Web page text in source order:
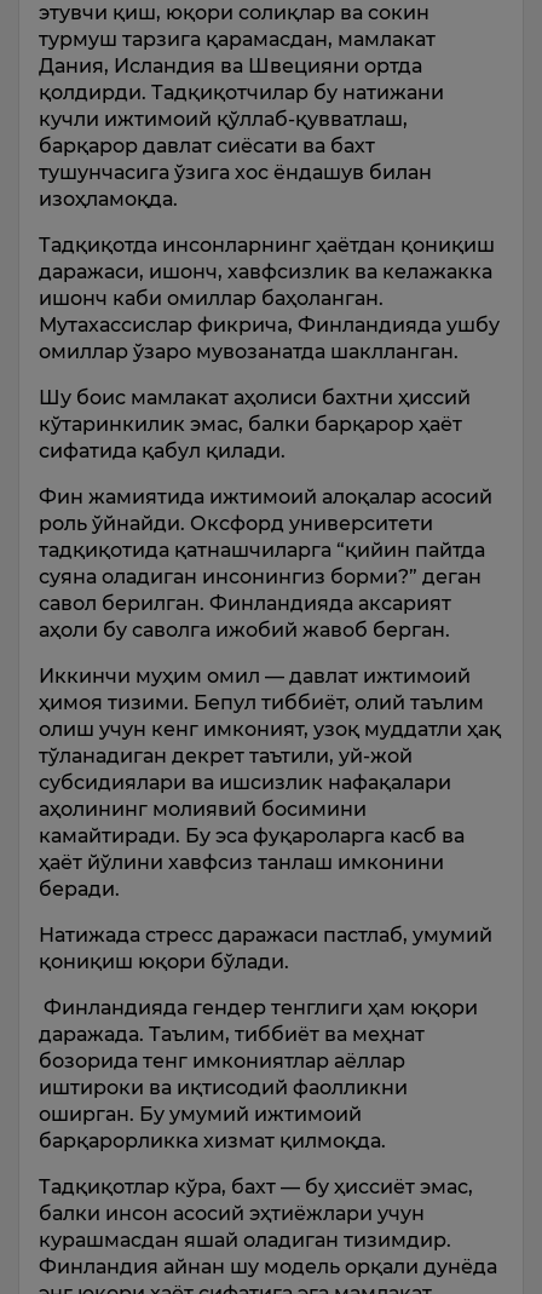
этувчи қиш, юқори солиқлар ва сокин
турмуш тарзига қарамасдан, мамлакат
Дания, Исландия ва Швецияни ортда
қолдирди. Тадқиқотчилар бу натижани
кучли ижтимоий қўллаб-қувватлаш,
барқарор давлат сиёсати ва бахт
тушунчасига ўзига хос ёндашув билан
изоҳламоқда.
Тадқиқотда инсонларнинг ҳаётдан қониқиш
даражаси, ишонч, хавфсизлик ва келажакка
ишонч каби омиллар баҳоланган.
Мутахассислар фикрича, Финландияда ушбу
омиллар ўзаро мувозанатда шаклланган.
Шу боис мамлакат аҳолиси бахтни ҳиссий
кўтаринкилик эмас, балки барқарор ҳаёт
сифатида қабул қилади.
Фин жамиятида ижтимоий алоқалар асосий
роль ўйнайди. Оксфорд университети
тадқиқотида қатнашчиларга “қийин пайтда
суяна оладиган инсонингиз борми?” деган
савол берилган. Финландияда аксарият
аҳоли бу саволга ижобий жавоб берган.
Иккинчи муҳим омил — давлат ижтимоий
ҳимоя тизими. Бепул тиббиёт, олий таълим
олиш учун кенг имконият, узоқ муддатли ҳақ
тўланадиган декрет таътили, уй-жой
субсидиялари ва ишсизлик нафақалари
аҳолининг молиявий босимини
камайтиради. Бу эса фуқароларга касб ва
ҳаёт йўлини хавфсиз танлаш имконини
беради.
Натижада стресс даражаси пастлаб, умумий
қониқиш юқори бўлади.
Финландияда гендер тенглиги ҳам юқори
даражада. Таълим, тиббиёт ва меҳнат
бозорида тенг имкониятлар аёллар
иштироки ва иқтисодий фаолликни
оширган. Бу умумий ижтимоий
барқарорликка хизмат қилмоқда.
Тадқиқотлар кўра, бахт — бу ҳиссиёт эмас,
балки инсон асосий эҳтиёжлари учун
курашмасдан яшай оладиган тизимдир.
Финландия айнан шу модель орқали дунёда